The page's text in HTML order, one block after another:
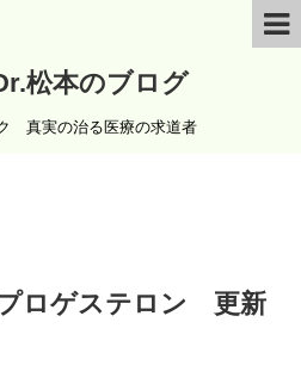
松本のブログ
真実の治る医療の求道者
ロゲステロン 更新